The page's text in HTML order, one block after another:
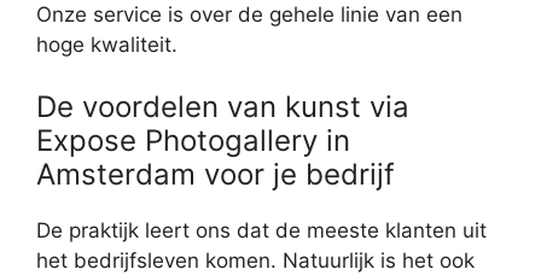
Onze service is over de gehele linie van een
hoge kwaliteit.
De voordelen van kunst via
Expose Photogallery in
Amsterdam voor je bedrijf
De praktijk leert ons dat de meeste klanten uit
het bedrijfsleven komen. Natuurlijk is het ook